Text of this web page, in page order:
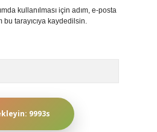
kullanılması için adım, e-posta
tarayıcıya kaydedilsin.